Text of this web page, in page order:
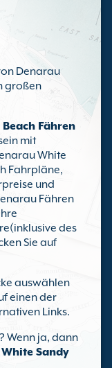
Denarau
großen
Fähren
mit
White
Fahrpläne,
und
Fähren
des
Sie auf
auswählen
einen der
Links.
Wenn ja, dann
Sandy